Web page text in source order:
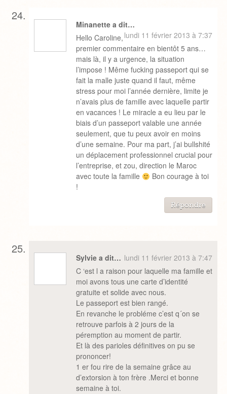
Minanette a dit…
lundi 11 février 2013 à 7:37
Hello Caroline,
premier commentaire en bientôt 5 ans…
mais là, il y a urgence, la situation
l’impose ! Même fucking passeport qui se
fait la malle juste quand il faut, même
stress pour moi l’année dernière, limite je
n’avais plus de famille avec laquelle partir
en vacances ! Le miracle a eu lieu par le
biais d’un passeport valable une année
seulement, que tu peux avoir en moins
d’une semaine. Pour ma part, j’ai bullshité
un déplacement professionnel crucial pour
l’entreprise, et zou, direction le Maroc
avec toute la famille
Bon courage à toi
!
Répondre
Sylvie a dit… lundi 11 février 2013 à 7:47
C ‘est l a raison pour laquelle ma famille et
moi avons tous une carte d’identité
gratuite et solide avec nous.
Le passeport est bien rangé.
En revanche le probléme c’est q´on se
retrouve parfois à 2 jours de la
péremption au moment de partir.
Et là des parioles définitives on pu se
prononcer!
1 er fou rire de la semaine grâce au
d’extorsion à ton frère .Merci et bonne
semaine à toi.